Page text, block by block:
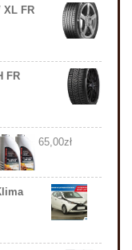
XL FR
FR
65,00zł